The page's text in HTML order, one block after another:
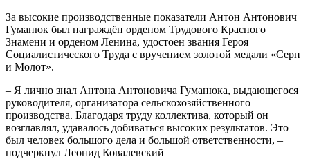
За высокие производственные показатели Антон Антонович
Гуманюк был награждён орденом Трудового Красного
Знамени и орденом Ленина, удостоен звания Героя
Социалистического Труда с вручением золотой медали «Серп
и Молот».
– Я лично знал Антона Антоновича Гуманюка, выдающегося
руководителя, организатора сельскохозяйственного
производства. Благодаря труду коллектива, который он
возглавлял, удавалось добиваться высоких результатов. Это
был человек большого дела и большой ответственности, –
подчеркнул Леонид Ковалевский